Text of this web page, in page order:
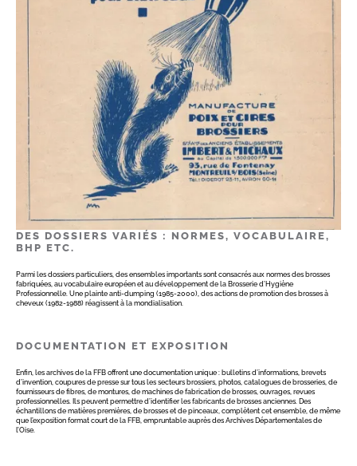
DES DOSSIERS VARIÉS : NORMES, VOCABULAIRE,
BHP ETC.
Parmi les dossiers particuliers, des ensembles importants sont consacrés aux normes des brosses
fabriquées, au vocabulaire européen et au développement de la Brosserie d’Hygiène
Professionnelle. Une plainte anti-dumping (1985-2000), des actions de promotion des brosses à
cheveux (1982-1988) réagissent à la mondialisation.
DOCUMENTATION ET EXPOSITION
Enfin, les archives de la FFB offrent une documentation unique : bulletins d’informations, brevets
d’invention, coupures de presse sur tous les secteurs brossiers, photos, catalogues de brosseries, de
fournisseurs de fibres, de montures, de machines de fabrication de brosses, ouvrages, revues
professionnelles. Ils peuvent permettre d’identifier les fabricants de brosses anciennes. Des
échantillons de matières premières, de brosses et de pinceaux, complètent cet ensemble, de même
que l’exposition format court de la FFB, empruntable auprès des Archives Départementales de
l’Oise.